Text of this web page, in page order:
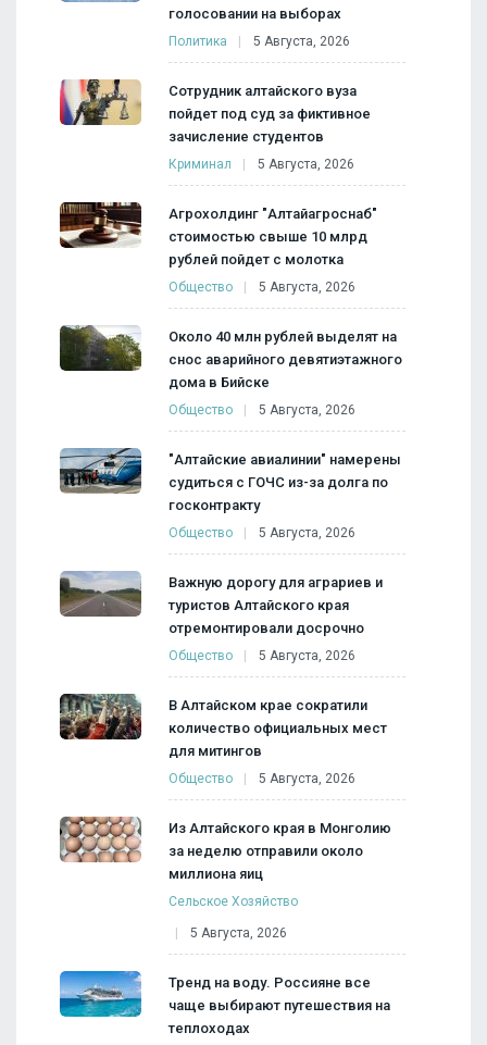
голосовании на выборах
Политика 5 Августа, 2026
Сотрудник алтайского вуза
пойдет под суд за фиктивное
зачисление студентов
Криминал 5 Августа, 2026
Агрохолдинг "Алтайагроснаб"
стоимостью свыше 10 млрд
рублей пойдет с молотка
Общество 5 Августа, 2026
Около 40 млн рублей выделят на
снос аварийного девятиэтажного
дома в Бийске
Общество 5 Августа, 2026
"Алтайские авиалинии" намерены
судиться с ГОЧС из-за долга по
госконтракту
Общество 5 Августа, 2026
Важную дорогу для аграриев и
туристов Алтайского края
отремонтировали досрочно
Общество 5 Августа, 2026
В Алтайском крае сократили
количество официальных мест
для митингов
Общество 5 Августа, 2026
Из Алтайского края в Монголию
за неделю отправили около
миллиона яиц
Сельское Хозяйство
5 Августа, 2026
Тренд на воду. Россияне все
чаще выбирают путешествия на
теплоходах